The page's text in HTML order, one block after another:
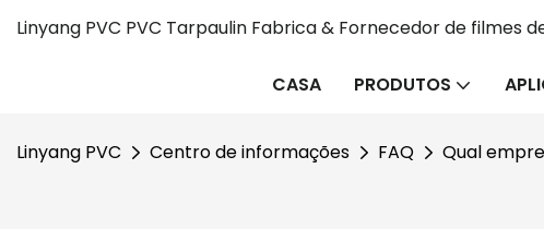
Linyang PVC PVC Tarpaulin Fabrica & Fornecedor de filmes
CASA PRODUTOS
Linyang PVC Centro de informações FAQ Qual